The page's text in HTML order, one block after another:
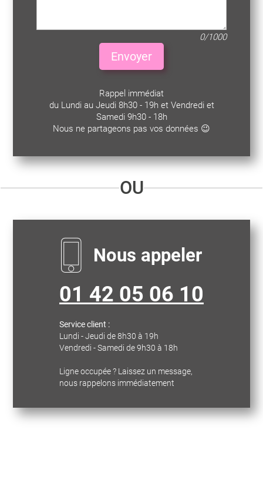
0/1000
Envoyer
Rappel immédiat
du Lundi au Jeudi 8h30 - 19h et Vendredi et
Samedi 9h30 - 18h
Nous ne partageons pas vos données 😉
OU
Nous appeler
01 42 05 06 10
Service client :
Lundi - Jeudi de 8h30 à 19h
Vendredi - Samedi de 9h30 à 18h
Ligne occupée ? Laissez un message,
nous rappelons immédiatement